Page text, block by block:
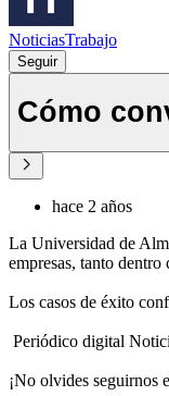
NoticiasTrabajo
Seguir
Cómo
hace 2 años
La Universidad de
empresas, tanto
Los casos de éxito
Periódico digital
¡No olvides seguirnos